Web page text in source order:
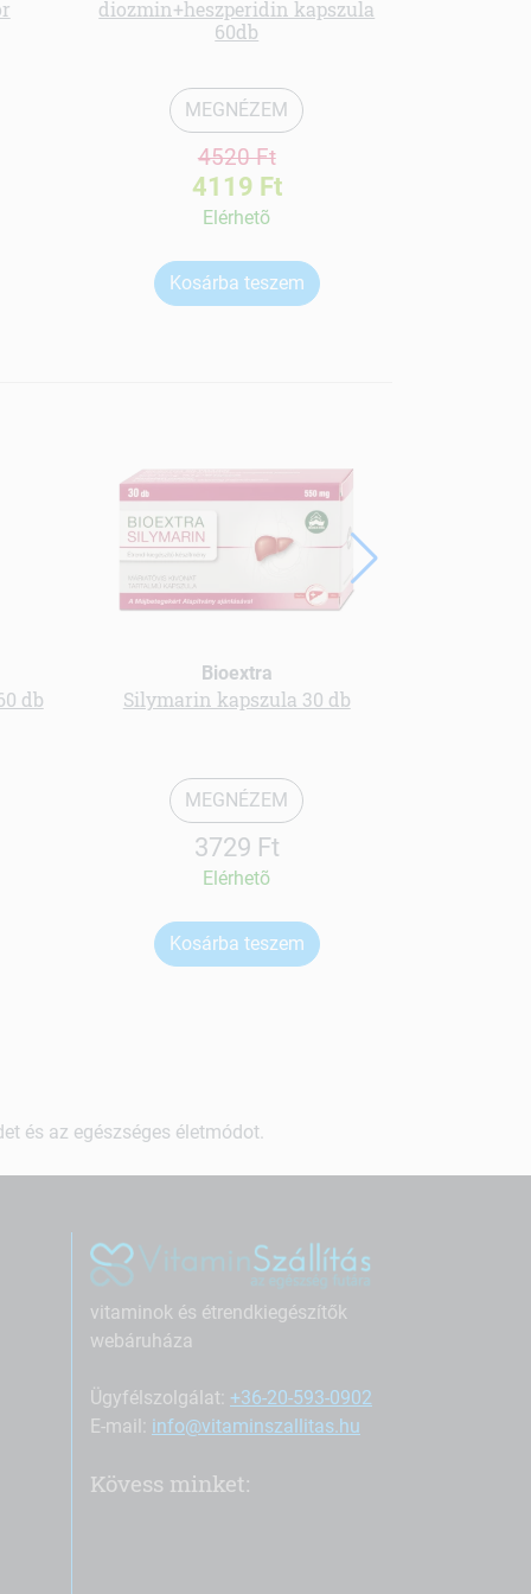
diozmin+heszperidin kapszula
60db
MEGNÉZEM
4520 Ft
4119 Ft
Elérhetõ
Kosárba teszem
db
Bioextra
Silymarin kapszula 30 db
MEGNÉZEM
3729 Ft
Elérhetõ
Kosárba teszem
és az egészséges életmódot.
vitaminok és étrendkiegészítők
webáruháza
Ügyfélszolgálat: +36-20-593-0902
E-mail: info@vitaminszallitas.hu
Kövess minket: